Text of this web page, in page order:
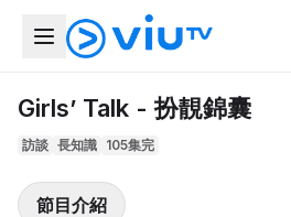
Girls’ Talk - 扮靚錦囊
訪談 長知識 105集完
節目介紹